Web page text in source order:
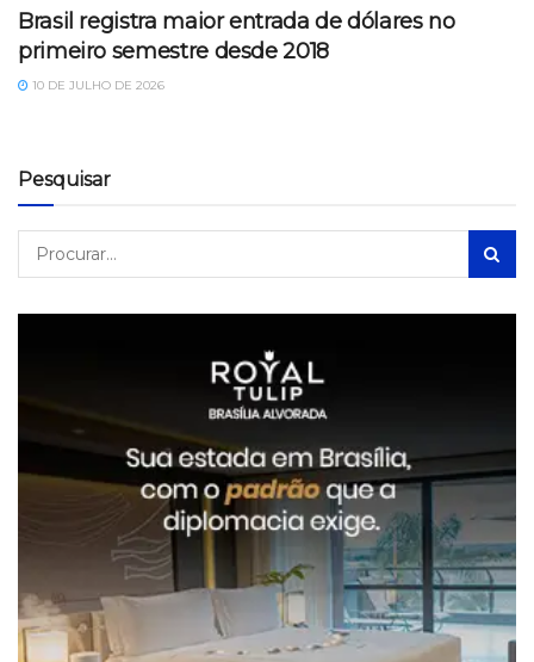
Brasil registra maior entrada de dólares no
primeiro semestre desde 2018
10 DE JULHO DE 2026
Pesquisar